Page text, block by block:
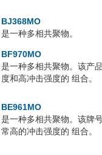
BJ368MO
是一种多相共聚物。
BF970MO
是一种多相共聚物。该产
度和高冲击强度的 组合。
BE961MO
是一种多相共聚物。该牌
常高的冲击强度的 组合。